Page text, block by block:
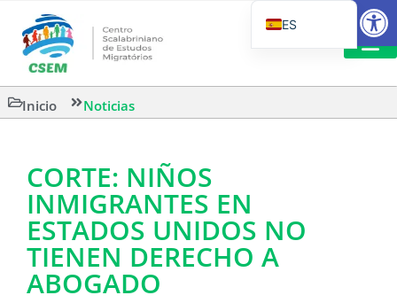
Inicio Noticias
CORTE: NIÑOS
INMIGRANTES EN
ESTADOS UNIDOS NO
TIENEN DERECHO A
ABOGADO
ES
EN